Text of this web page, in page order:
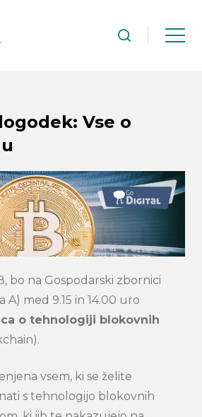
Vse o
bo na Gospodarski zbornici
A) med 9.15 in 14.00 uro
o tehnologiji blokovnih
vsem, ki se želite
s tehnologijo blokovnih